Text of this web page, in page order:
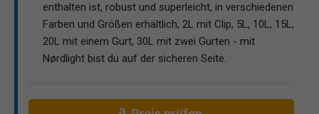
enthalten ist, robust und superleicht, in verschiedenen
Farben und Größen erhältlich, 2L mit Clip, 5L, 10L, 15L,
20L mit einem Gurt, 30L mit zwei Gurten - mit
Nørdlight bist du auf der sicheren Seite.